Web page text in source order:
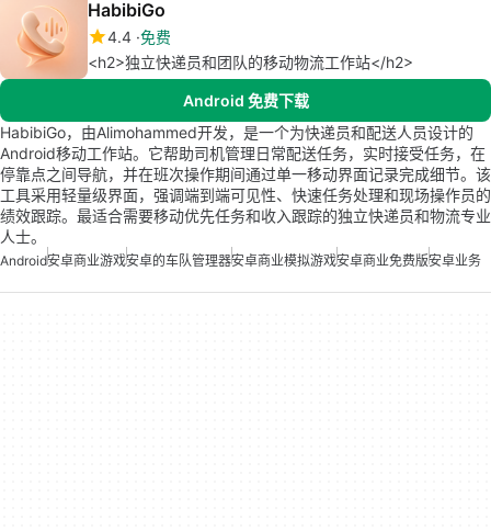
HabibiGo
4.4 免费
<h2>独立快递员和团队的移动物流工作站</h2>
Android 免费下载
HabibiGo，由Alimohammed开发，是一个为快递员和配送人员设计的
Android移动工作站。它帮助司机管理日常配送任务，实时接受任务，在
停靠点之间导航，并在班次操作期间通过单一移动界面记录完成细节。该
工具采用轻量级界面，强调端到端可见性、快速任务处理和现场操作员的
绩效跟踪。最适合需要移动优先任务和收入跟踪的独立快递员和物流专业
人士。
Android安卓商业游戏安卓的车队管理器安卓商业模拟游戏安卓商业免费版安卓业务